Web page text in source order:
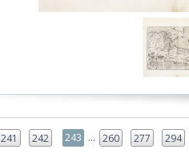
241 242 243 ... 260 277 294